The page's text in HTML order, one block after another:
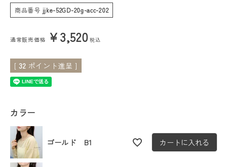
会員ステージ特典プログラムについて
ご利用ガイド
商品番号 jjke-52GD-20g-acc-202
通常販売価格 ¥3,520 税込
[ 32 ポイント進呈 ]
カラー
ゴールド B1 カートに入れる